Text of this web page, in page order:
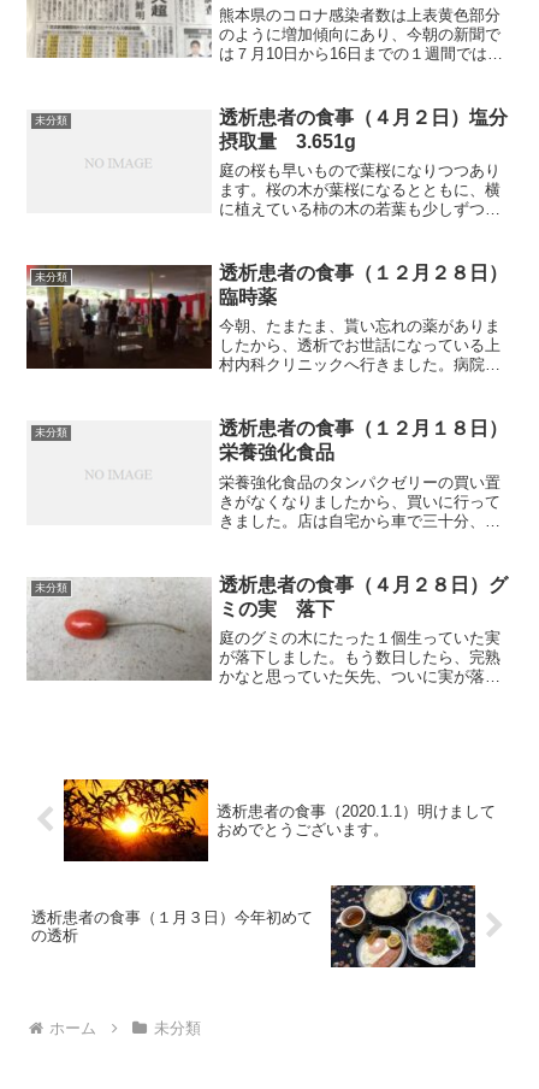
熊本県のコロナ感染者数は上表黄色部分
のように増加傾向にあり、今朝の新聞で
は７月10日から16日までの１週間ではさ
するとピークは何人くらいになるのでし
ょうか...
未分類
透析患者の食事（４月２日）塩分
摂取量 3.651g
庭の桜も早いもので葉桜になりつつあり
ます。桜の木が葉桜になるとともに、横
に植えている柿の木の若葉も少しずつ成
ら、昨日、今年初めての消毒をしまし
た。いつもだと柿の若葉が木全体...
未分類
透析患者の食事（１２月２８日）
臨時薬
今朝、たまたま、貰い忘れの薬がありま
したから、透析でお世話になっている上
村内科クリニックへ行きました。病院へ
が聞こえてきました。中を覗いてみると
80歳代の大（おお）先生...
未分類
透析患者の食事（１２月１８日）
栄養強化食品
栄養強化食品のタンパクゼリーの買い置
きがなくなりましたから、買いに行って
きました。店は自宅から車で三十分、阿
す。店舗の横に大きな倉庫があり、何台
ものトラックが止まっていま...
未分類
透析患者の食事（４月２８日）グ
ミの実 落下
庭のグミの木にたった１個生っていた実
が落下しました。もう数日したら、完熟
かなと思っていた矢先、ついに実が落下
透析患者の食事（2020.1.1）明けまして
おめでとうございます。
透析患者の食事（１月３日）今年初めて
の透析
ホーム 未分類